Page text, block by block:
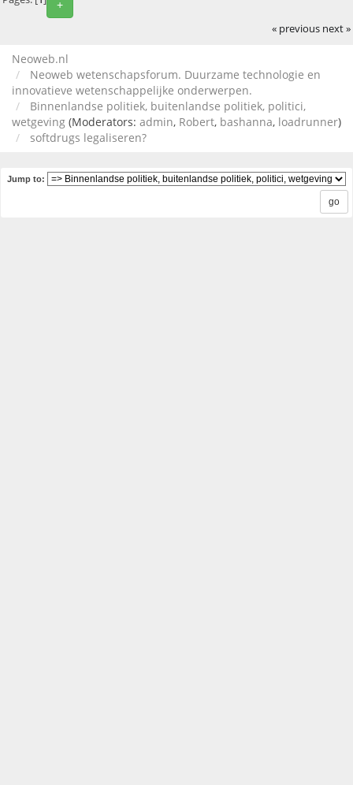
+
« previous next »
Neoweb.nl
Neoweb wetenschapsforum. Duurzame technologie en
innovatieve wetenschappelijke onderwerpen.
Binnenlandse politiek, buitenlandse politiek, politici,
wetgeving (Moderators: admin, Robert, bashanna, loadrunner)
softdrugs legaliseren?
Jump to: